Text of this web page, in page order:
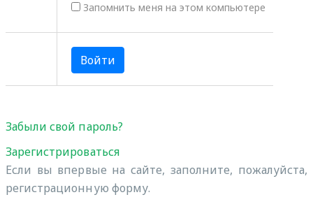
Запомнить меня на этом компьютере
Забыли свой пароль?
Зарегистрироваться
Если вы впервые на сайте, заполните, пожалуйста,
регистрационную форму.